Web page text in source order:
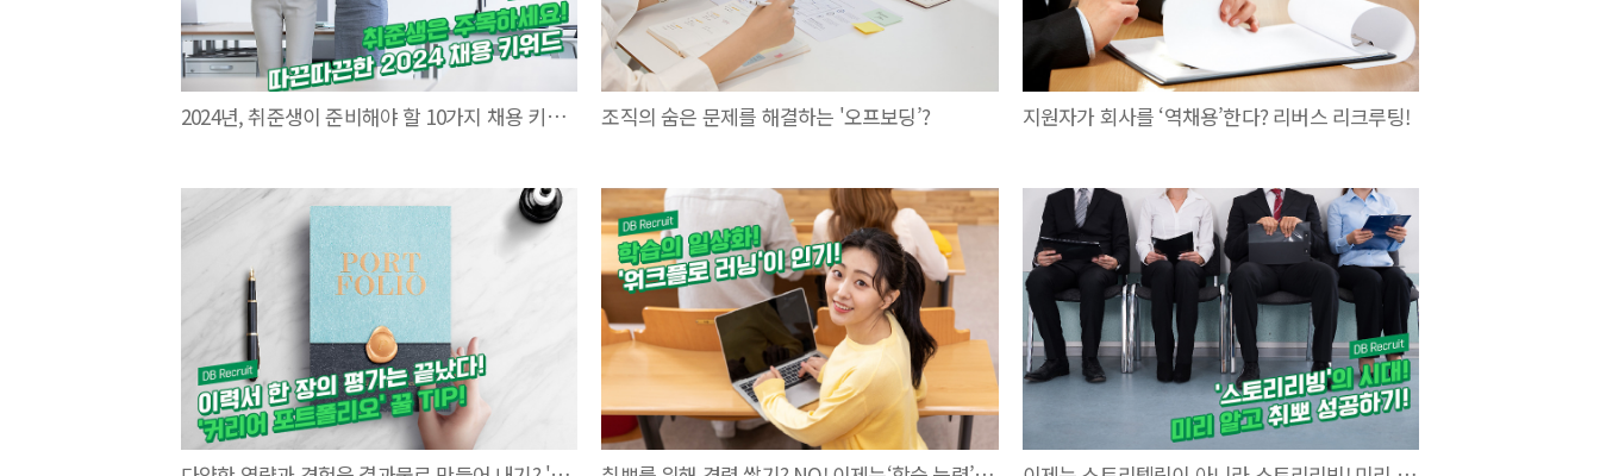
2024년, 취준생이 준비해야 할 10가지 채용 키워드 조직의 숨은 문제를 해결하는 '오프보딩’? 지원자가 회사를 ‘역채용’한다? 리버스 리크루팅!